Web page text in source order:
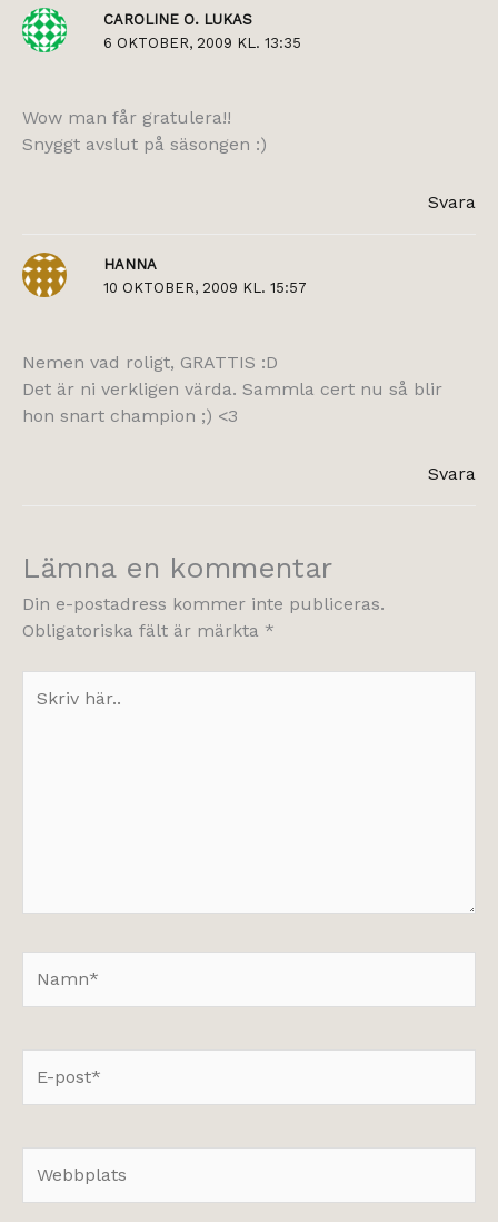
CAROLINE O. LUKAS
6 OKTOBER, 2009 KL. 13:35
Wow man får gratulera!!
Snyggt avslut på säsongen :)
Svara
HANNA
10 OKTOBER, 2009 KL. 15:57
Nemen vad roligt, GRATTIS :D
Det är ni verkligen värda. Sammla cert nu så blir
hon snart champion ;) <3
Svara
Lämna en kommentar
Din e-postadress kommer inte publiceras.
Obligatoriska fält är märkta *
här..
post*